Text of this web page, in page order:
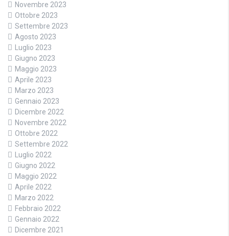
Novembre 2023
Ottobre 2023
Settembre 2023
Agosto 2023
Luglio 2023
Giugno 2023
Maggio 2023
Aprile 2023
Marzo 2023
Gennaio 2023
Dicembre 2022
Novembre 2022
Ottobre 2022
Settembre 2022
Luglio 2022
Giugno 2022
Maggio 2022
Aprile 2022
Marzo 2022
Febbraio 2022
Gennaio 2022
Dicembre 2021